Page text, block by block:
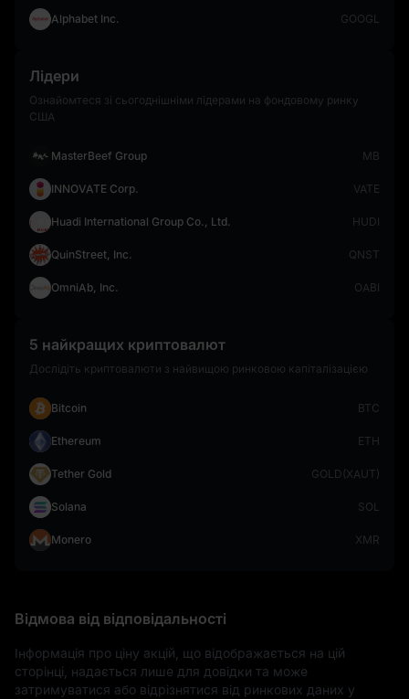
Alphabet Inc. GOOGL
Лідери
Ознайомтеся зі сьогоднішніми лідерами на фондовому ринку
США
MasterBeef Group MB
INNOVATE Corp. VATE
Huadi International Group Co., Ltd. HUDI
QuinStreet, Inc. QNST
OmniAb, Inc. OABI
5 найкращих криптовалют
Дослідіть криптовалюти з найвищою ринковою капіталізацією
Bitcoin BTC
Ethereum ETH
Tether Gold GOLD(XAUT)
Solana SOL
Monero XMR
Відмова від відповідальності
Інформація про ціну акцій, що відображається на цій
сторінці, надається лише для довідки та може
затримуватися або відрізнятися від ринкових даних у